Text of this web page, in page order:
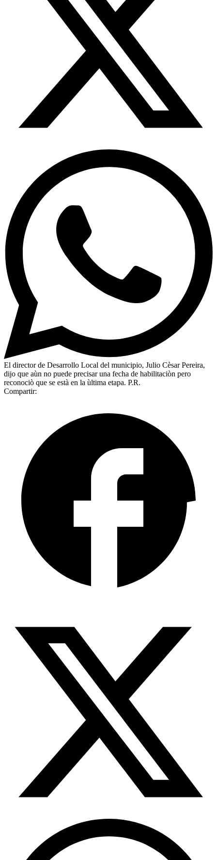
El director de Desarrollo Local del municipio, Julio Cèsar Pereira,
dijo que aùn no puede precisar una fecha de habilitaciòn pero
reconociò que se està en la ùltima etapa. P.R.
Compartir: